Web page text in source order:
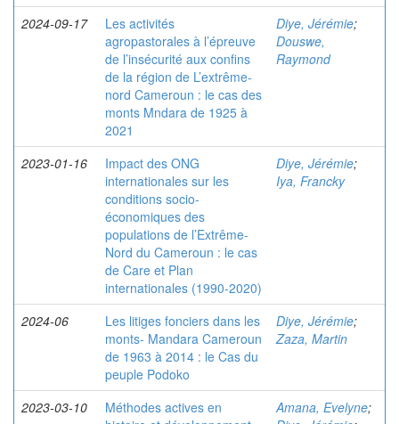
2024-09-17
Les activités
agropastorales à l’épreuve
de l’insécurité aux confins
de la région de L’extrême-
nord Cameroun : le cas des
monts Mndara de 1925 à
2021
Diye, Jérémie;
Douswe,
Raymond
2023-01-16
Impact des ONG
internationales sur les
conditions socio-
économiques des
populations de l’Extrême-
Nord du Cameroun : le cas
de Care et Plan
internationales (1990-2020)
Diye, Jérémie;
Iya, Francky
2024-06
Les litiges fonciers dans les
monts- Mandara Cameroun
de 1963 à 2014 : le Cas du
peuple Podoko
Diye, Jérémie;
Zaza, Martin
2023-03-10
Méthodes actives en
Amana, Evelyne;